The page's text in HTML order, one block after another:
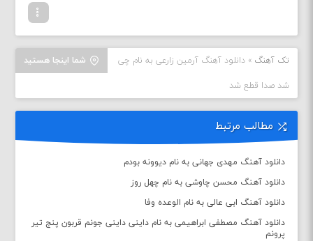
شما اینجا هستید تک آهنگ »دانلود آهنگ آرمین زارعی به نام چی
شد صدا قطع شد
مطالب مرتبط
دانلود آهنگ مهدی جهانی به نام دیوونه بودم
دانلود آهنگ محسن چاوشی به نام چهل روز
دانلود آهنگ ابی عالی به نام الوعده وفا
دانلود آهنگ مصطفی ابراهیمی به نام داینی داینی جونم قربون پنج تیر
پرونم